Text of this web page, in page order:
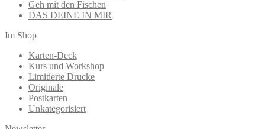
Geh mit den Fischen
DAS DEINE IN MIR
Im Shop
Karten-Deck
Kurs und Workshop
Limitierte Drucke
Originale
Postkarten
Unkategorisiert